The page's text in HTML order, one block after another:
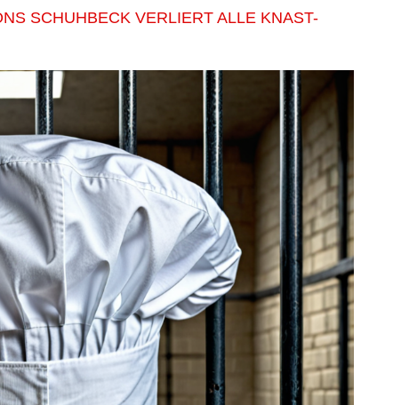
SCHUHBECK VERLIERT ALLE KNAST-